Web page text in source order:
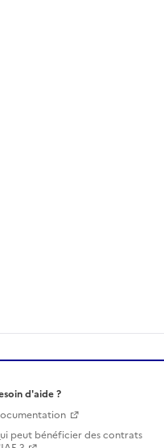
d'aide ?
peut bénéficier des contrats